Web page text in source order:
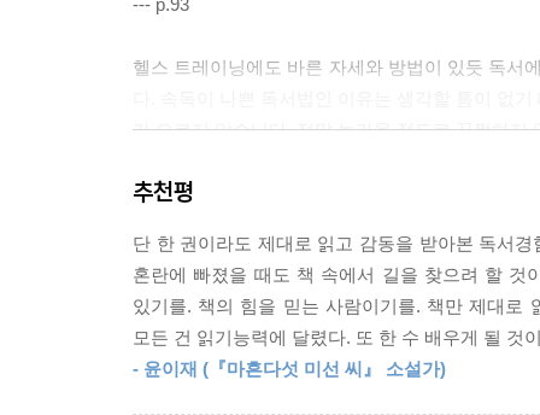
“엄살 부리지 마”
답정너 괴로운 질문
“정말 최선을 다했어?”
여유와 느림의 가치를 알려주세요
부담스러운 말
“엄마 아빠에겐 네가 전부다”
--- p.93
헬스 트레이닝에도 바른 자세와 방법이 있듯 독서
가 오르지 않습니다. 정말 놀라울 정도로 꿈쩍하지
을 읽으면서 능동적일 수 있는 사람은 없습니다.
호입니다.
--- p.97
어떤 책을 좋아한다는 것은 이야기 자체가 재미
추천평
단 한 권이라도 제대로 읽고 감동을 받아본 독서
혼란에 빠졌을 때도 책 속에서 길을 찾으려 할
있기를. 책의 힘을 믿는 사람이기를. 책만 제대로
모든 건 읽기능력에 달렸다. 또 한 수 배우게 될 것
- 윤이재 (『마흔다섯 미선 씨』 소설가)